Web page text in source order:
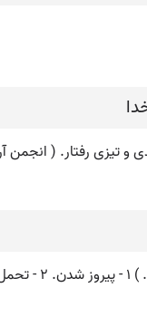
و تیزی رفتار. ( انجمن